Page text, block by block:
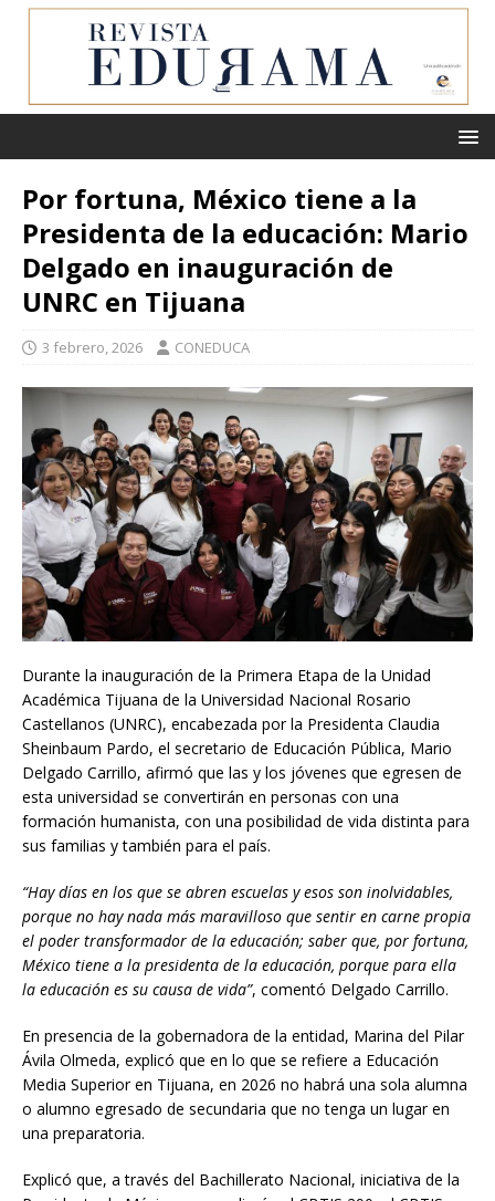
Por fortuna, México tiene a la
Presidenta de la educación: Mario
Delgado en inauguración de
UNRC en Tijuana
3 febrero, 2026 CONEDUCA
Durante la inauguración de la Primera Etapa de la Unidad
Académica Tijuana de la Universidad Nacional Rosario
Castellanos (UNRC), encabezada por la Presidenta Claudia
Sheinbaum Pardo, el secretario de Educación Pública, Mario
Delgado Carrillo, afirmó que las y los jóvenes que egresen de
esta universidad se convertirán en personas con una
formación humanista, con una posibilidad de vida distinta para
sus familias y también para el país.
“Hay días en los que se abren escuelas y esos son inolvidables,
porque no hay nada más maravilloso que sentir en carne propia
el poder transformador de la educación; saber que, por fortuna,
México tiene a la presidenta de la educación, porque para ella
la educación es su causa de vida”, comentó Delgado Carrillo.
En presencia de la gobernadora de la entidad, Marina del Pilar
Ávila Olmeda, explicó que en lo que se refiere a Educación
Media Superior en Tijuana, en 2026 no habrá una sola alumna
o alumno egresado de secundaria que no tenga un lugar en
una preparatoria.
Explicó que, a través del Bachillerato Nacional, iniciativa de la